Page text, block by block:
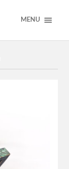
MENU